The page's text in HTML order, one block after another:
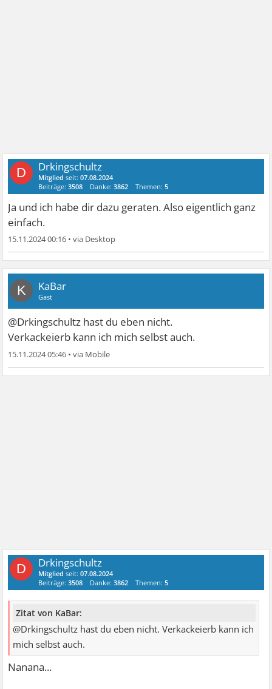
D Drkingschultz
Mitglied seit:07.08.2024
Beiträge:3508 Danke:3862 Themen:5
Ja und ich habe dir dazu geraten. Also eigentlich ganz
einfach.
15.11.2024 00:16 •
K KaBar
Gast
@Drkingschultz hast du eben nicht.
Verkackeierb kann ich mich selbst auch.
15.11.2024 05:46 •
D Drkingschultz
Mitglied seit:07.08.2024
Beiträge:3508 Danke:3862 Themen:5
Zitat von KaBar:
@Drkingschultz hast du eben nicht. Verkackeierb kann ich
mich selbst auch.
Nanana...